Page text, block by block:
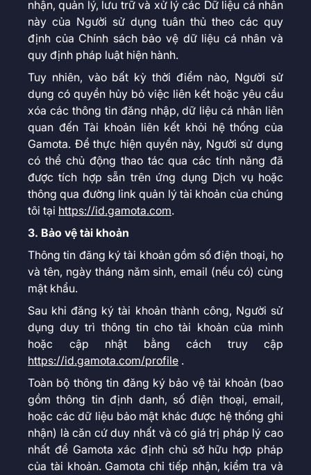
nhận, quản lý, lưu trữ và xử lý các Dữ liệu cá nhân
này của Người sử dụng tuân thủ theo các quy
định của Chính sách bảo vệ dữ liệu cá nhân và
quy định pháp luật hiện hành.
Tuy nhiên, vào bất kỳ thời điểm nào, Người sử
dụng có quyền hủy bỏ việc liên kết hoặc yêu cầu
xóa các thông tin đăng nhập, dữ liệu cá nhân liên
quan đến Tài khoản liên kết khỏi hệ thống của
Gamota. Để thực hiện quyền này, Người sử dụng
có thể chủ động thao tác qua các tính năng đã
được tích hợp sẵn trên ứng dụng Dịch vụ hoặc
thông qua đường link quản lý tài khoản của chúng
tôi tại https://id.gamota.com.
3. Bảo vệ tài khoản
Thông tin đăng ký tài khoản gồm số điện thoại, họ
và tên, ngày tháng năm sinh, email (nếu có) cùng
mật khẩu.
Sau khi đăng ký tài khoản thành công, Người sử
dụng duy trì thông tin cho tài khoản của mình
hoặc cập nhật bằng cách truy cập
https://id.gamota.com/profile .
Toàn bộ thông tin đăng ký bảo vệ tài khoản (bao
gồm thông tin định danh, số điện thoại, email,
hoặc các dữ liệu bảo mật khác được hệ thống ghi
nhận) là căn cứ duy nhất và có giá trị pháp lý cao
nhất để Gamota xác định chủ sở hữu hợp pháp
của tài khoản. Gamota chỉ tiếp nhận, kiểm tra và